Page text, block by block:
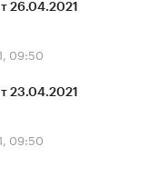
26.04.2021
09:50
23.04.2021
09:50